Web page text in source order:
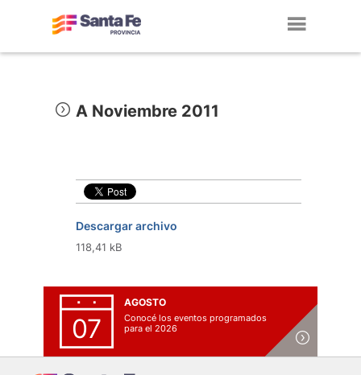
A Noviembre 2011
Descargar archivo
118,41 kB
07
AGOSTO
Conocé los eventos programados
para el 2026